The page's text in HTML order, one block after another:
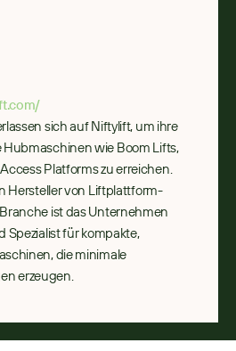
sich auf Niftylift, um ihre
wie Boom Lifts,
Platforms zu erreichen.
Hersteller von Liftplattform-
ist das Unternehmen
Spezialist für kompakte,
die minimale
erzeugen.